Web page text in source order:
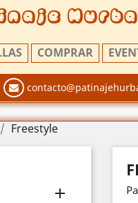
COMPRAR
Freestyle
